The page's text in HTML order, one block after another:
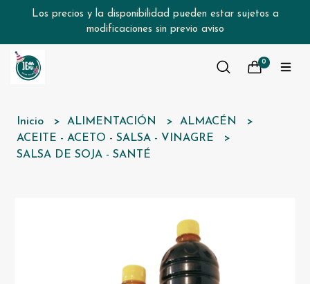
Los precios y la disponibilidad pueden estar sujetos a
modificaciones sin previo aviso
0
Inicio ALIMENTACIÓN
ALMACÉN
ACEITE - ACETO - SALSA - VINAGRE
SALSA DE SOJA - SANTÉ